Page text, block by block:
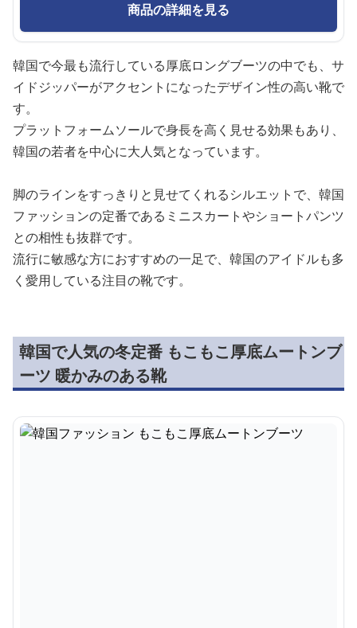
商品の詳細を見る
韓国で今最も流行している厚底ロングブーツの中でも、サ
イドジッパーがアクセントになったデザイン性の高い靴で
す。
プラットフォームソールで身長を高く見せる効果もあり、
韓国の若者を中心に大人気となっています。
脚のラインをすっきりと見せてくれるシルエットで、韓国
ファッションの定番であるミニスカートやショートパンツ
との相性も抜群です。
流行に敏感な方におすすめの一足で、韓国のアイドルも多
く愛用している注目の靴です。
韓国で人気の冬定番 もこもこ厚底ムートンブ
ーツ 暖かみのある靴